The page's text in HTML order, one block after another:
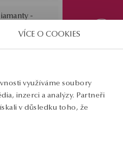
VÍCE O COOKIES
využíváme soubory
inzerci a analýzy. Partneři
v důsledku toho, že
-